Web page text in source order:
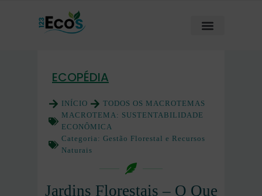
ECOPÉDIA
INÍCIO
TODOS OS MACROTEMAS
MACROTEMA: SUSTENTABILIDADE
ECONÔMICA
Categoria: Gestão Florestal e Recursos
Naturais
Jardins Florestais – O Que